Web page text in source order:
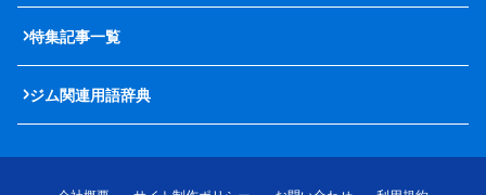
特集記事一覧
ジム関連用語辞典